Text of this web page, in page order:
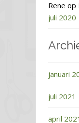
Rene op
juli 2020
januari
juli 2021
april 2021